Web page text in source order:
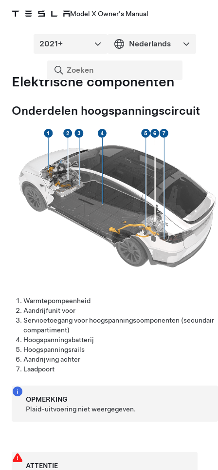
Model X Owner's Manual
Elektrische componenten
Onderdelen hoogspanningscircuit
Warmtepompeenheid
Aandrijfunit voor
Servicetoegang voor hoogspanningscomponenten (secundair
compartiment)
Hoogspanningsbatterij
Hoogspanningsrails
Aandrijving achter
Laadpoort
OPMERKING
Plaid-uitvoering niet weergegeven.
ATTENTIE